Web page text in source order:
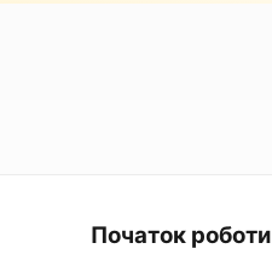
Початок роботи